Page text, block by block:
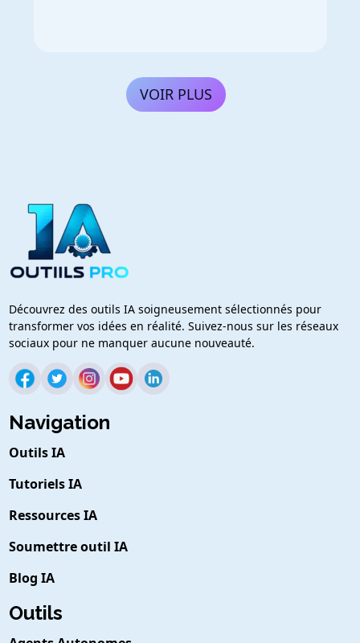
VOIR PLUS
Découvrez des outils IA soigneusement sélectionnés pour
transformer vos idées en réalité. Suivez-nous sur les réseaux
sociaux pour ne manquer aucune nouveauté.
Navigation
Outils IA
Tutoriels IA
Ressources IA
Soumettre outil IA
Blog IA
Outils